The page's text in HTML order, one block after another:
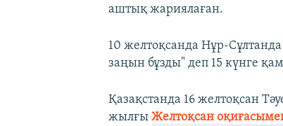
аштық жариялаған.
10 желтоқсанда Нұр-Сұлтанда
заңын бұзды" деп 15 күнге
Қазақстанда 16 желтоқсан
жылғы Желтоқсан